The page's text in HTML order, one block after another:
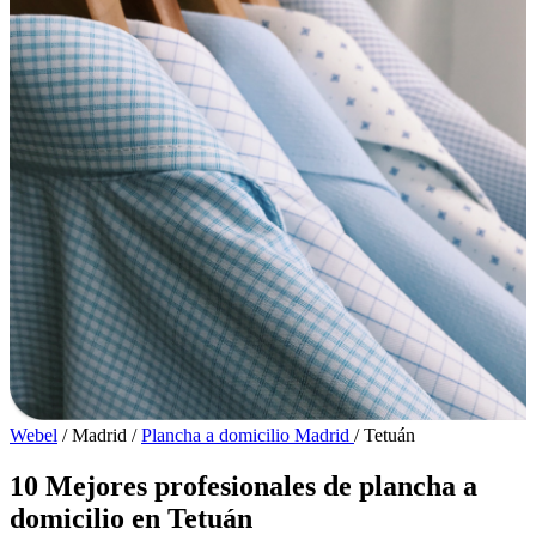
Webel / Madrid / Plancha a domicilio Madrid / Tetuán
10 Mejores profesionales de plancha a
domicilio en Tetuán